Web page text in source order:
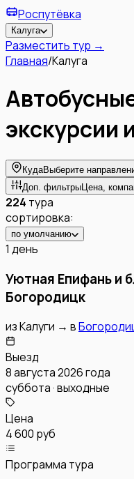
Роспутёвка
Калуга
Разместить тур →
Главная/Калуга
экскурсии
КудаВыберите
Доп. фильтры Цена,
224 тура
сортировка:
по умолчанию
1 день
Уютная Епифань и
Богородицк
изКалуги → в
Выезд
8 августа 2026 года
суббота · выходные
Цена
4 600 руб
Программа тура